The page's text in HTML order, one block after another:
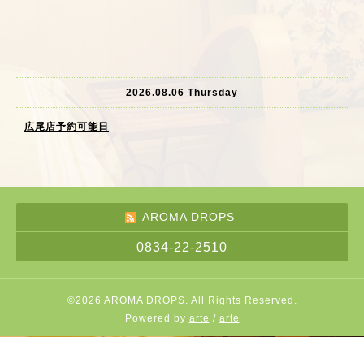
2026.08.06 Thursday
広尾店予約可能日
AROMA DROPS
0834-22-2510
©2026 AROMA DROPS. All Rights Reserved.
Powered by arte / arte